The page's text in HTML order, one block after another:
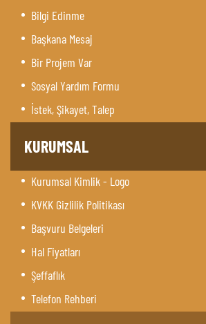
Bilgi Edinme
Başkana Mesaj
Bir Projem Var
Sosyal Yardım Formu
İstek, Şikayet, Talep
KURUMSAL
Kurumsal Kimlik - Logo
KVKK Gizlilik Politikası
Başvuru Belgeleri
Hal Fiyatları
Şeffaflık
Telefon Rehberi